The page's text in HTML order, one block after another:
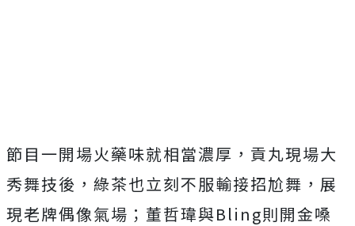
節目一開場火藥味就相當濃厚，貢丸現場大
秀舞技後， 綠茶也立刻不服輸接招尬舞，展
現老牌偶像氣場；董哲瑋與Bling則開金嗓